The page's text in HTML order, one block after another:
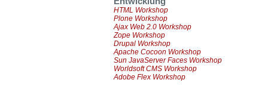
HTML Workshop
Plone Workshop
Ajax Web 2.0 Workshop
Zope Workshop
Drupal Workshop
Apache Cocoon Workshop
Sun JavaServer Faces Workshop
Worldsoft CMS Workshop
Adobe Flex Workshop